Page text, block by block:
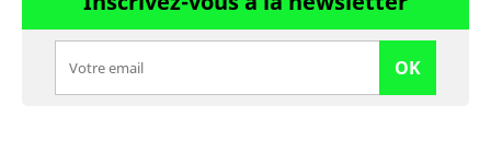
OK